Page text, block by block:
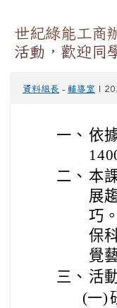
世紀綠能工商
活動，歡迎同
資料組長 - 輔導室 |
一、 依
二、 本
展
巧
保
覺
三、 活
(一)